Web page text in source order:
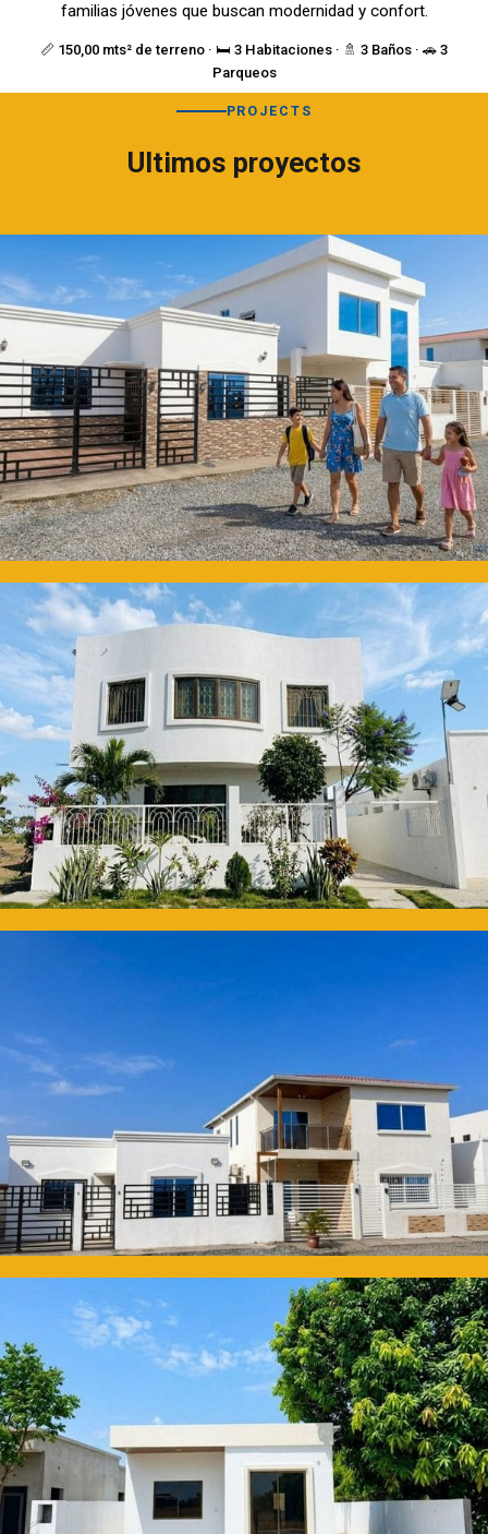
📏 150,00 mts² de terreno · 🛏️ 3 Habitaciones · 🚿 3 Baños · 🚗 3
Parqueos
familias jóvenes que buscan modernidad y confort.
PROJECTS
Ultimos proyectos